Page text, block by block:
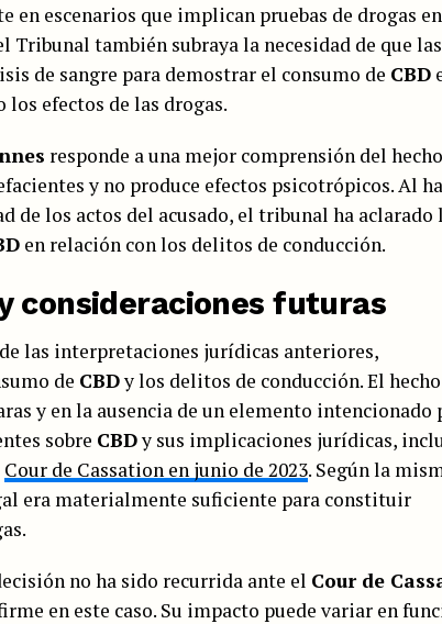
en escenarios que implican pruebas de drogas en
Tribunal también subraya la necesidad de que las
de sangre para demostrar el consumo de CBD
los efectos de las drogas.
responde a una mejor comprensión del
y no produce efectos psicotrópicos. Al
de los actos del acusado, el tribunal ha aclarado
en relación con los delitos de conducción.
consideraciones futuras
las interpretaciones jurídicas anteriores,
de CBDy los delitos de conducción. El
y en la ausencia de un elemento intencionado
sobre CBDy sus implicaciones jurídicas,
Cour de Cassation en junio de 2023. Según la
era materialmente suficiente para constituir
no ha sido recurrida ante el Cour de
en este caso. Su impacto puede variar en